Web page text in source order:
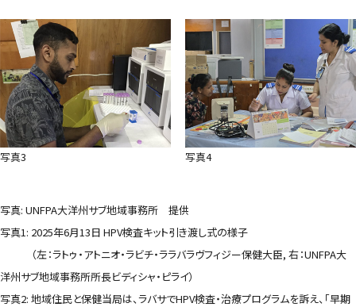
写真3 写真4
写真: UNFPA大洋州サブ地域事務所 提供
写真1: 2025年6月13日 HPV検査キット引き渡し式の様子
（左：ラトゥ・アトニオ・ラビチ・ララバラヴフィジー保健大臣, 右：UNFPA大
洋州サブ地域事務所所長ビディシャ・ピライ）
写真2: 地域住民と保健当局は、ラバサでHPV検査・治療プログラムを訴え、「早期